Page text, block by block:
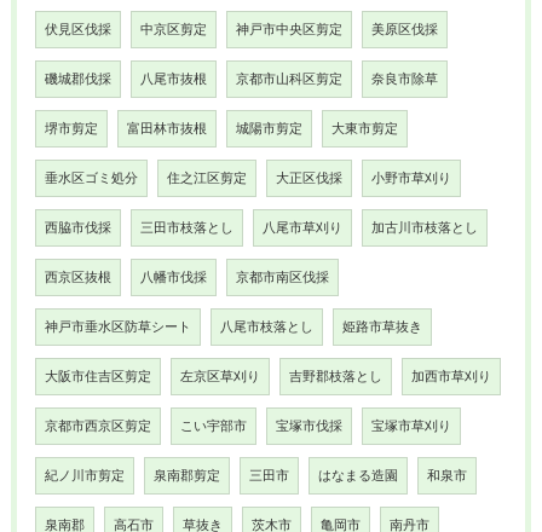
伏見区伐採 中京区剪定 神戸市中央区剪定 美原区伐採
磯城郡伐採 八尾市抜根 京都市山科区剪定 奈良市除草
堺市剪定 富田林市抜根 城陽市剪定 大東市剪定
垂水区ゴミ処分 住之江区剪定 大正区伐採 小野市草刈り
西脇市伐採 三田市枝落とし 八尾市草刈り 加古川市枝落とし
西京区抜根 八幡市伐採 京都市南区伐採
神戸市垂水区防草シート 八尾市枝落とし 姫路市草抜き
大阪市住吉区剪定 左京区草刈り 吉野郡枝落とし 加西市草刈り
京都市西京区剪定 こい宇部市 宝塚市伐採 宝塚市草刈り
紀ノ川市剪定 泉南郡剪定 三田市 はなまる造園 和泉市
泉南郡 高石市 草抜き 茨木市 亀岡市 南丹市